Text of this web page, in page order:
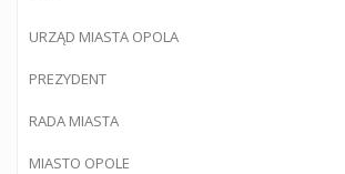
URZĄD MIASTA OPOLA
PREZYDENT
RADA MIASTA
MIASTO OPOLE